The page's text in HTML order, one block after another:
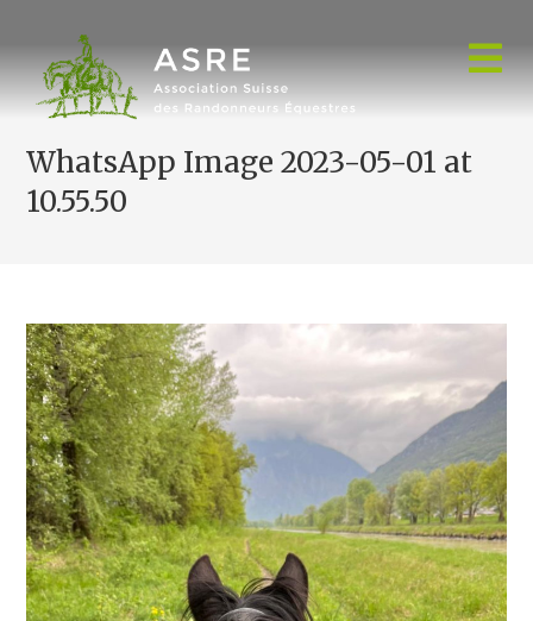
content
WhatsApp Image 2023-05-01 at
10.55.50